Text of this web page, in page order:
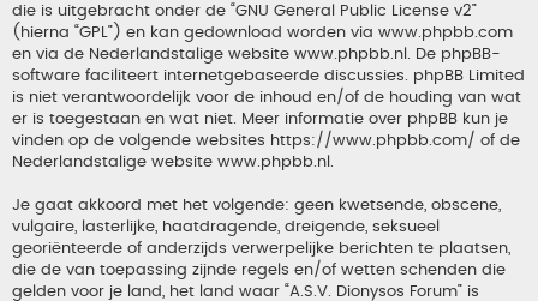
die is uitgebracht onder de “GNU General Public License v2”
(hierna “GPL”) en kan gedownload worden via www.phpbb.com
en via de Nederlandstalige website www.phpbb.nl . De phpBB-
software faciliteert internetgebaseerde discussies. phpBB Limited
is niet verantwoordelijk voor de inhoud en/of de houding van wat
er is toegestaan en wat niet. Meer informatie over phpBB kun je
vinden op de volgende websites https://www.phpbb.com/ of de
Nederlandstalige website www.phpbb.nl
Je gaat akkoord met het volgende: geen kwetsende, obscene,
vulgaire, lasterlijke, haatdragende, dreigende, seksueel
georiënteerde of anderzijds verwerpelijke berichten te plaatsen,
die de van toepassing zijnde regels en/of wetten schenden die
gelden voor je land, het land waar “A.S.V. Dionysos Forum” is